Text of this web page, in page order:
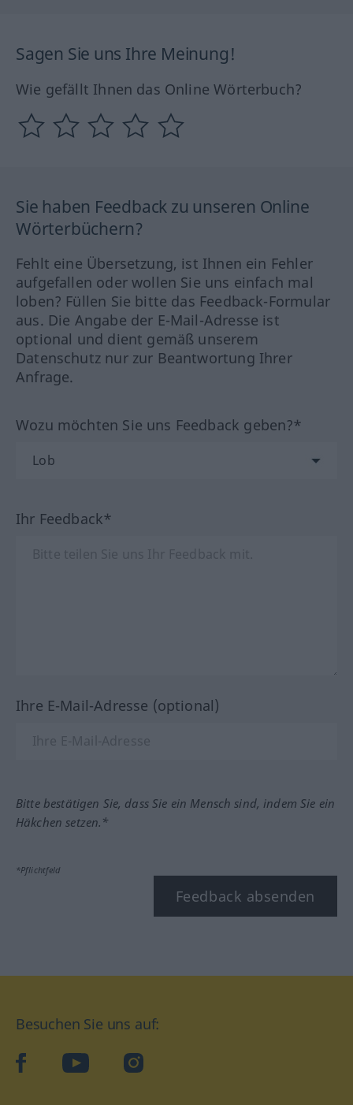
Sagen Sie uns Ihre Meinung!
Wie gefällt Ihnen das Online Wörterbuch?
Sie haben Feedback zu unseren Online
Wörterbüchern?
Fehlt eine Übersetzung, ist Ihnen ein Fehler
aufgefallen oder wollen Sie uns einfach mal
loben? Füllen Sie bitte das Feedback-Formular
aus. Die Angabe der E-Mail-Adresse ist
optional und dient gemäß unserem
Datenschutz nur zur Beantwortung Ihrer
Anfrage.
Wozu möchten Sie uns Feedback geben?*
Ihr Feedback*
Ihre E-Mail-Adresse (optional)
Bitte bestätigen Sie, dass Sie ein Mensch sind, indem Sie ein
Häkchen setzen.*
*Pflichtfeld
Feedback absenden
Besuchen Sie uns auf:
facebookYouTube Instagram